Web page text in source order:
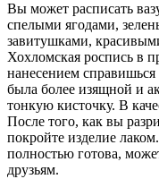
Вы может расписать
спелыми ягодами,
завитушками,
Хохломская роспись в
нанесением
была более изящной и
тонкую кисточку. В
После того, как вы
покройте изделие
полностью готова,
друзьям.